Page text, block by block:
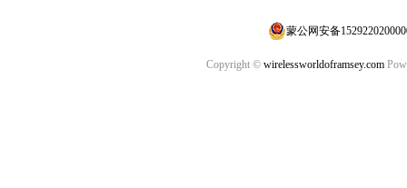
蒙公网安备
Copyright © wirelessworldoframsey.com